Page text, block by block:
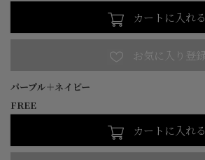
カートに入れる
パープル＋ネイビー
FREE
カートに入れる